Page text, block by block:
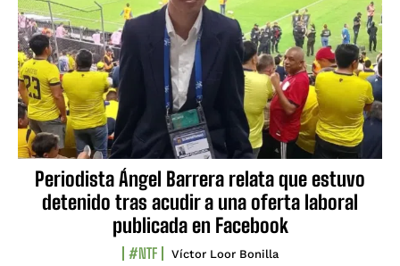
Periodista Ángel Barrera relata que estuvo
detenido tras acudir a una oferta laboral
publicada en Facebook
#NTF Víctor Loor Bonilla